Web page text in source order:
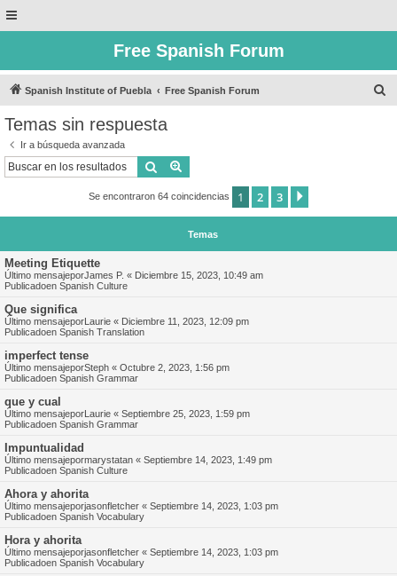
Free Spanish Forum
Spanish Institute of Puebla Free Spanish Forum
Temas sin respuesta
Ir a búsqueda avanzada
Buscar
Se encontraron 64 coincidencias 1 2 3
Temas
Meeting Etiquette
Último mensajeporJames P. « Diciembre 15, 2023, 10:49 am
Publicadoen Spanish Culture
Que significa
Último mensajeporLaurie « Diciembre 11, 2023, 12:09 pm
Publicadoen Spanish Translation
imperfect tense
Último mensajeporSteph « Octubre 2, 2023, 1:56 pm
Publicadoen Spanish Grammar
que y cual
Último mensajeporLaurie « Septiembre 25, 2023, 1:59 pm
Publicadoen Spanish Grammar
Impuntualidad
Último mensajepormarystatan « Septiembre 14, 2023, 1:49 pm
Publicadoen Spanish Culture
Ahora y ahorita
Último mensajeporjasonfletcher « Septiembre 14, 2023, 1:03 pm
Publicadoen Spanish Vocabulary
Hora y ahorita
Último mensajeporjasonfletcher « Septiembre 14, 2023, 1:03 pm
Publicadoen Spanish Vocabulary